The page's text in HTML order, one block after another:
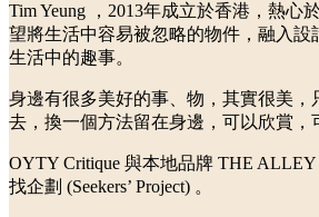
Tim Yeung ，2013年成立於香港，熱心
望將生活中容易被忽略的物件，融入設
生活中的趣事。
身邊有很多美好的事、物，其實很美，
去，換一個方法留在身邊，可以欣賞，
OYTY Critique 與本地品牌 THE
找企劃 (Seekers’ Project) 。